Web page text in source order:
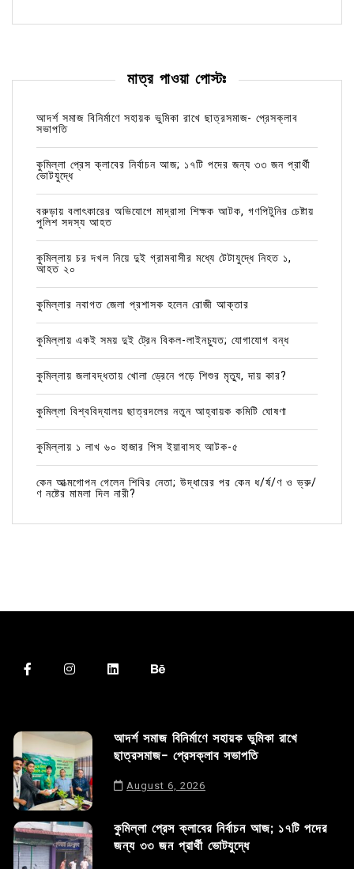
মাত্র পাওয়া পোস্টঃ
আদর্শ সমাজ বিনির্মাণে সহায়ক ভুমিকা রাখে ছাত্রসমাজ- প্রেসক্লাব
সভাপতি
কুমিল্লা প্রেস ক্লাবের নির্বাচন আজ; ১৭টি পদের জন্য ৩৩ জন প্রার্থী
ভোটযুদ্ধে
বরুড়ায় বলাৎকারের অভিযোগে মাদ্রাসা শিক্ষক আটক, গণপিটুনির চেষ্টায়
পুলিশ সদস্য আহত
কুমিল্লায় চর দখল নিয়ে দুই গ্রামবাসীর মধ্যে টেটাযুদ্ধে নিহত ১,
আহত ২০
কুমিল্লার নবাগত জেলা প্রশাসক হলেন রোজী আক্তার
কুমিল্লায় একই সময় দুই ট্রেন বিকল-লাইনচ্যুত; যোগাযোগ বন্ধ
কুমিল্লায় জলাবদ্ধতায় খোলা ড্রেনে পড়ে শিশুর মৃত্যু, দায় কার?
কুমিল্লা বিশ্ববিদ্যালয় ছাত্রদলের নতুন আহ্বায়ক কমিটি ঘোষণা
কুমিল্লায় ১ লাখ ৬০ হাজার পিস ইয়াবাসহ আটক-৫
কেন আত্মগোপন গেলেন শিবির নেতা; উদ্ধারের পর কেন ধ/র্ষ/ণ ও ভ্রু/
ণ নষ্টের মামলা দিল নারী?
আদর্শ সমাজ বিনির্মাণে সহায়ক ভুমিকা রাখে
ছাত্রসমাজ- প্রেসক্লাব সভাপতি
August 6, 2026
কুমিল্লা প্রেস ক্লাবের নির্বাচন আজ; ১৭টি পদের
জন্য ৩৩ জন প্রার্থী ভোটযুদ্ধে